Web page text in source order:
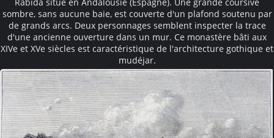
sombre, sans aucune baie, est couverte d'un plafond soutenu par
de grands arcs. Deux personnages semblent inspecter la trace
d'une ancienne ouverture dans un mur. Ce monastère bâti aux
XIVe et XVe siècles est caractéristique de l'architecture gothique et
mudéjar.